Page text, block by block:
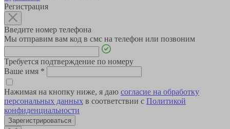
Регистрация
Введите номер телефона
Мы отправим вам код в смс на телефон или позвоним
Требуется подтверждение по номеру
Ваше имя *
Нажимая на кнопку ниже, я даю согласие на обработку
персональных данных в соответствии с Политикой
конфиденциальности
Зарегистрироваться